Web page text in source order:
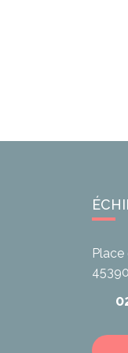
45390